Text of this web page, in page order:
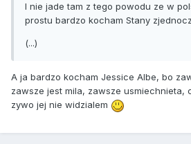
I nie jade tam z tego powodu ze w
prostu bardzo kocham Stany
(...)
A ja bardzo kocham Jessice Albe, bo
zawsze jest mila, zawsze usmiechnieta,
zywo jej nie widzialem